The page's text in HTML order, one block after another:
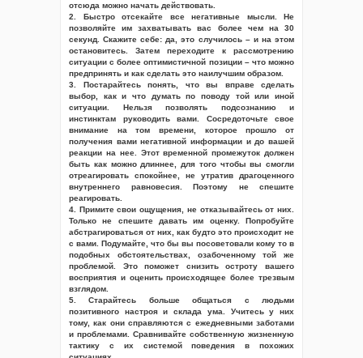
отсюда можно начать действовать.
2. Быстро отсекайте все негативные мысли. Не
позволяйте им захватывать вас более чем на 30
секунд. Скажите себе: да, это случилось – и на этом
остановитесь. Затем переходите к рассмотрению
ситуации с более оптимистичной позиции – что можно
предпринять и как сделать это наилучшим образом.
3. Постарайтесь понять, что вы вправе сделать
выбор, как и что думать по поводу той или иной
ситуации. Нельзя позволять подсознанию и
инстинктам руководить вами. Сосредоточьте свое
внимание на том времени, которое прошло от
получения вами негативной информации и до вашей
реакции на нее. Этот временной промежуток должен
быть как можно длиннее, для того чтобы вы смогли
отреагировать спокойнее, не утратив драгоценного
внутреннего равновесия. Поэтому не спешите
реагировать.
4. Примите свои ощущения, не отказывайтесь от них.
Только не спешите давать им оценку. Попробуйте
абстрагироваться от них, как будто это происходит не
с вами. Подумайте, что бы вы посоветовали кому то в
подобных обстоятельствах, озабоченному той же
проблемой. Это поможет снизить остроту вашего
восприятия и оценить происходящее более трезвым
взглядом.
5. Старайтесь больше общаться с людьми
позитивного настроя и склада ума. Учитесь у них
тому, как они справляются с ежедневными заботами
и проблемами. Сравнивайте собственную жизненную
тактику с их системой поведения в похожих